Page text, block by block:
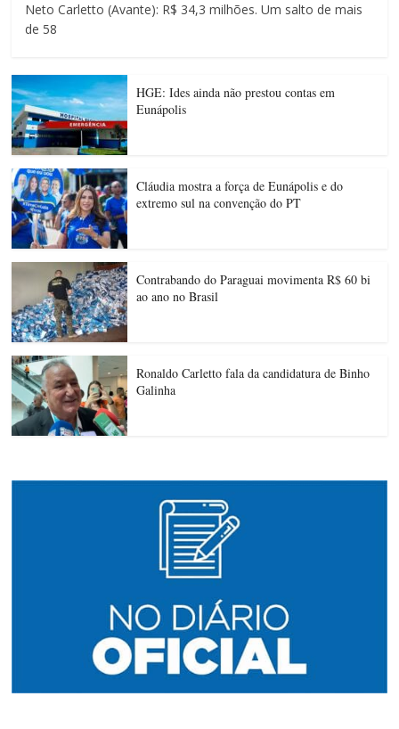
Neto Carletto (Avante): R$ 34,3 milhões. Um salto de mais
de 58
HGE: Ides ainda não prestou contas em
Eunápolis
Cláudia mostra a força de Eunápolis e do
extremo sul na convenção do PT
Contrabando do Paraguai movimenta R$ 60 bi
ao ano no Brasil
Ronaldo Carletto fala da candidatura de Binho
Galinha